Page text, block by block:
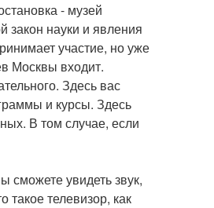
- музей
закон науки и явления
участие, но уже
Москвы входит.
Здесь вас
и курсы. Здесь
В том случае, если
увидеть звук,
такое телевизор, как